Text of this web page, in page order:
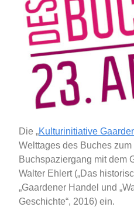
Die „Kulturinitiative
Welttages des Buches
Buchspaziergang mit dem
Walter Ehlert („Das
„Gaardener Handel und
Geschichte“, 2016) ein.